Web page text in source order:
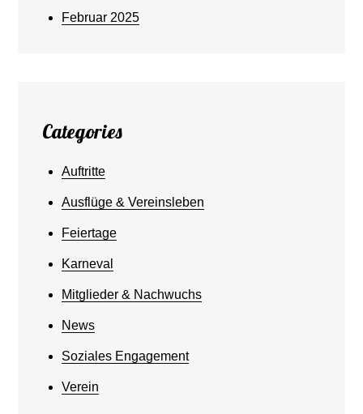
Februar 2025
Categories
Auftritte
Ausflüge & Vereinsleben
Feiertage
Karneval
Mitglieder & Nachwuchs
News
Soziales Engagement
Verein